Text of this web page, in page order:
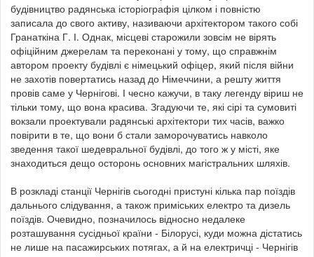
будівництво радянська історіографія цілком і повністю
записала до свого активу, називаючи архітектором такого собі
Гранаткіна Г. І. Однак, місцеві старожили зовсім не вірять
офіційним джерелам та переконані у тому, що справжнім
автором проекту будівлі є німецький офіцер, який після війни
не захотів повертатись назад до Німеччини, а решту життя
провів саме у Чернігові. І чесно кажучи, в таку легенду віриш не
тільки тому, що вона красива. Згадуючи те, які сірі та сумовиті
вокзали проектували радянські архітектори тих часів, важко
повірити в те, що вони б стали заморочуватись навколо
зведення такої шедевральної будівлі, до того ж у місті, яке
знаходиться дещо осторонь основних магістральних шляхів.
В розкладі станції Чернігів сьогодні пристуні кілька пар поїздів
дальнього слідування, а також приміських електро та дизель
поїздів. Очевидно, позначилось відносно недалеке
розташування сусідньої країни - Білорусі, куди можна дістатись
не лише на пасажирських потягах, а й на електричці - Чернігів